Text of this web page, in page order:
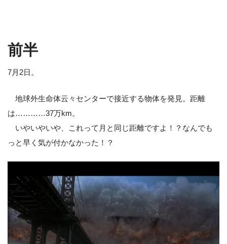
前半
7月2日。
地球外生命体云々センターで接近する物体を発見。距離
は…………37万km。
いやいやいや、これって月と同じ距離ですよ！？なんでも
っと早く気が付かなかった！？